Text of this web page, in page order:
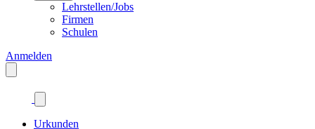
Lehrstellen/Jobs
Firmen
Schulen
Anmelden
Urkunden